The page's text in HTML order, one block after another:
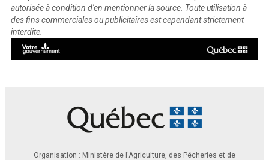
autorisée à condition d'en mentionner la source. Toute utilisation à
des fins commerciales ou publicitaires est cependant strictement
interdite.
Organisation : Ministère de l'Agriculture, des Pêcheries et de